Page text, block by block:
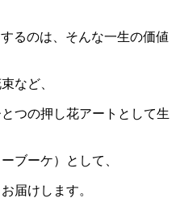
るのは、そんな一生の価値
など、
つの押し花アートとして生
ブーケ）として、
届けします。